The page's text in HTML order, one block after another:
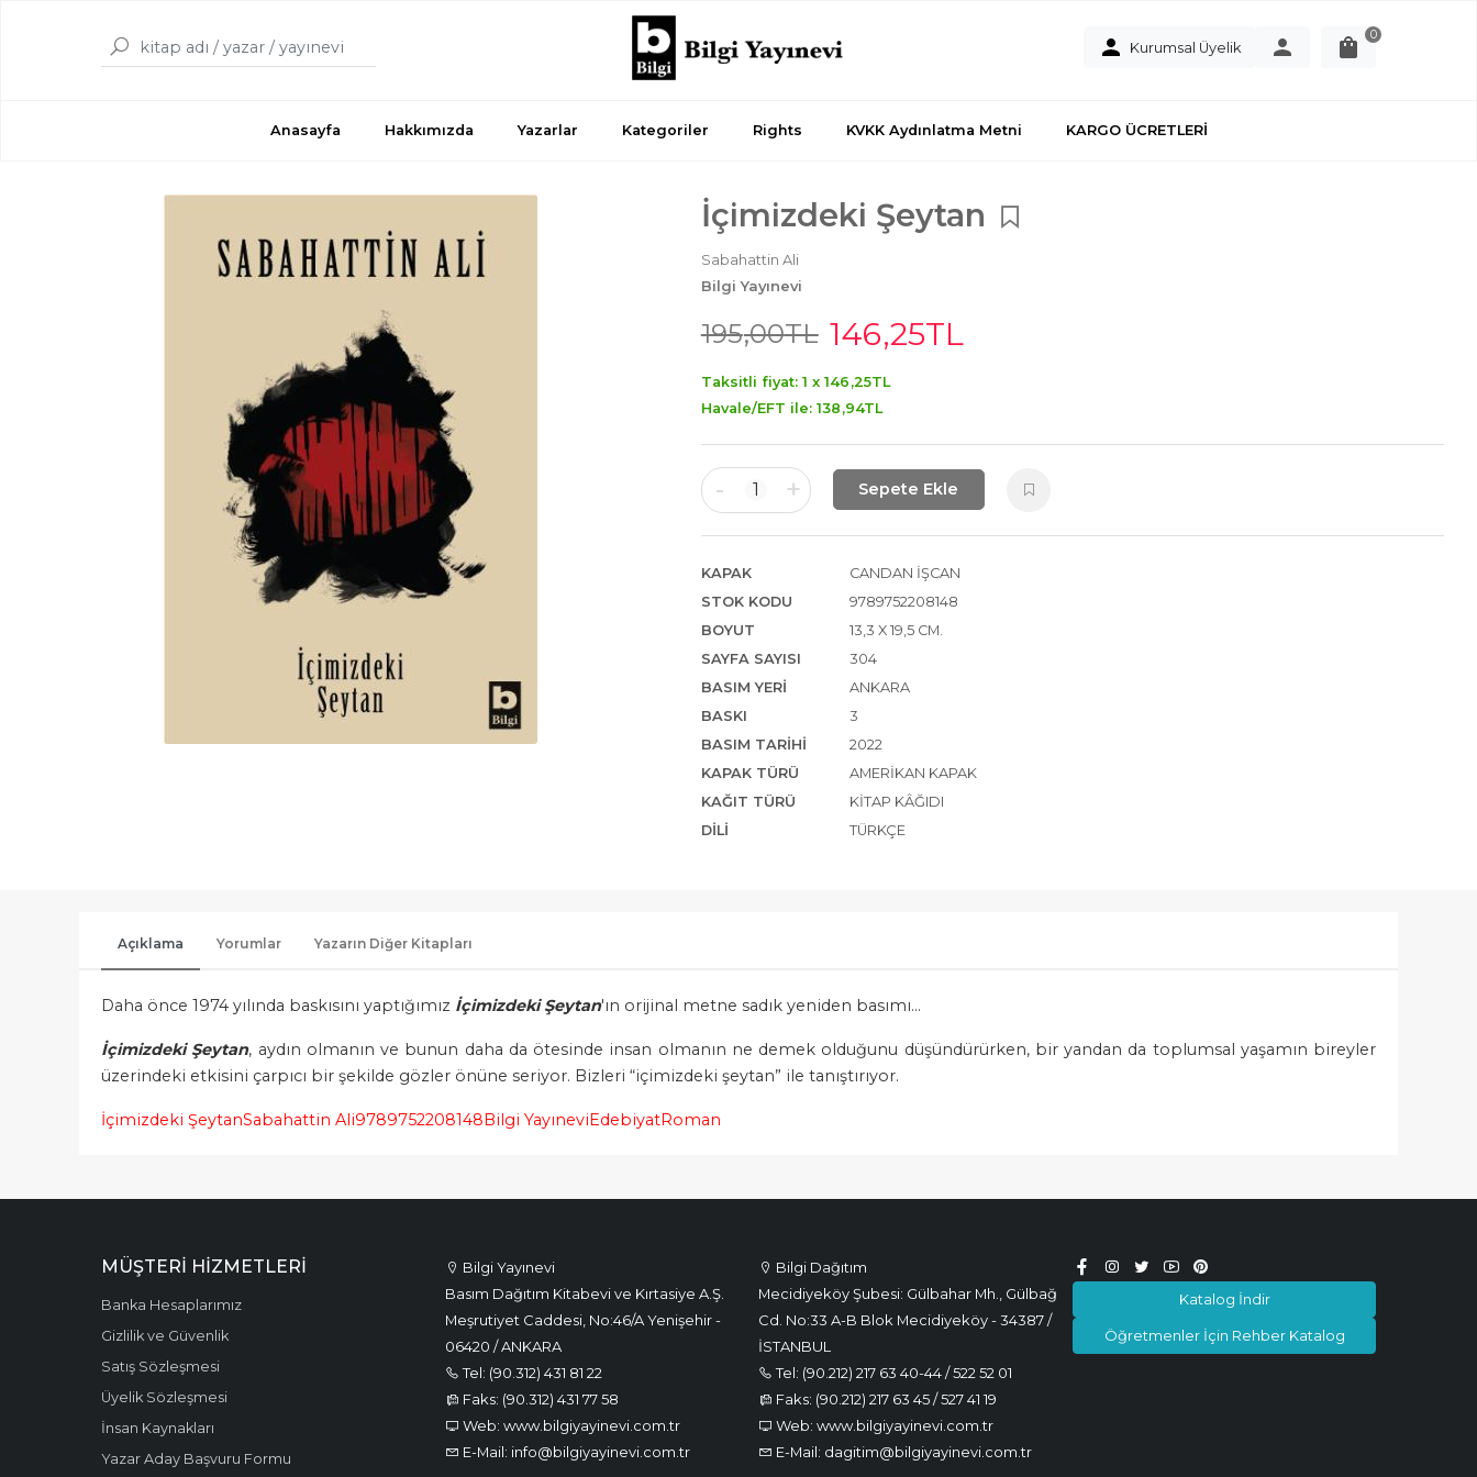
Kurumsal Üyelik
0
Anasayfa Hakkımızda Yazarlar Kategoriler Rights KVKK Aydınlatma Metni KARGO ÜCRETLERİ
İçimizdeki Şeytan
Sabahattin Ali
Bilgi Yayınevi
195,00TL 146,25TL
Taksitli fiyat: 1 x 146 ,25TL
Havale/EFT ile: 138 ,94TL
- 1 + Sepete Ekle
KAPAK
CANDAN İŞCAN
STOK KODU
9789752208148
BOYUT
13,3 X 19,5 CM.
SAYFA SAYISI
304
BASIM YERI
ANKARA
BASKI
3
BASIM TARIHI
2022
KAPAK TÜRÜ
AMERIKAN KAPAK
KAĞIT TÜRÜ
KITAP KÂĞIDI
DILI
TÜRKÇE
Açıklama Yorumlar Yazarın Diğer Kitapları
Daha önce 1974 yılında baskısını yaptığımız İçimizdeki Şeytan'ın orijinal metne sadık yeniden basımı…
İçimizdeki Şeytan, aydın olmanın ve bunun daha da ötesinde insan olmanın ne demek olduğunu düşündürürken, bir yandan da toplumsal yaşamın bireyler
üzerindeki etkisini çarpıcı bir şekilde gözler önüne seriyor. Bizleri “içimizdeki şeytan” ile tanıştırıyor.
İçimizdeki ŞeytanSabahattin Ali9789752208148Bilgi YayıneviEdebiyatRoman
Bilgi Yayınevi
Basım Dağıtım Kitabevi ve Kırtasiye A.Ş.
Meşrutiyet Caddesi, No:46/A Yenişehir -
06420 / ANKARA
Tel: (90.312) 431 81 22
Faks: (90.312) 431 77 58
Web: www.bilgiyayinevi.com.tr
E-Mail: info@bilgiyayinevi.com.tr
Bilgi Dağıtım
Mecidiyeköy Şubesi: Gülbahar Mh., Gülbağ
Cd. No:33 A-B Blok Mecidiyeköy - 34387 /
İSTANBUL
Tel: (90.212) 217 63 40-44 / 522 52 01
Faks: (90.212) 217 63 45 / 527 41 19
Web: www.bilgiyayinevi.com.tr
E-Mail: dagitim@bilgiyayinevi.com.tr
Katalog İndir
Öğretmenler İçin Rehber Katalog
MÜŞTERI HIZMETLERI
Banka Hesaplarımız
Gizlilik ve Güvenlik
Satış Sözleşmesi
Üyelik Sözleşmesi
İnsan Kaynakları
Yazar Aday Başvuru Formu